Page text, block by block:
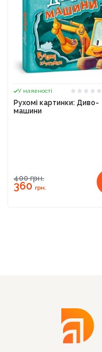
У наявності
Рухомі картинки: Диво-
машини
400грн.
360грн.